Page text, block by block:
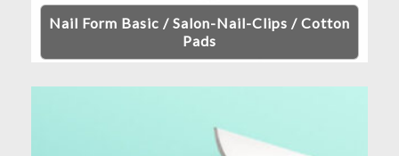
Nail Form Basic / Salon-Nail-Clips / Cotton
Pads